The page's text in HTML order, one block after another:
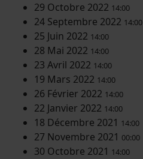
29 Octobre 2022 14:00
24 Septembre 2022 14:00
25 Juin 2022 14:00
28 Mai 2022 14:00
23 Avril 2022 14:00
19 Mars 2022 14:00
26 Février 2022 14:00
22 Janvier 2022 14:00
18 Décembre 2021 14:00
27 Novembre 2021 00:00
30 Octobre 2021 14:00